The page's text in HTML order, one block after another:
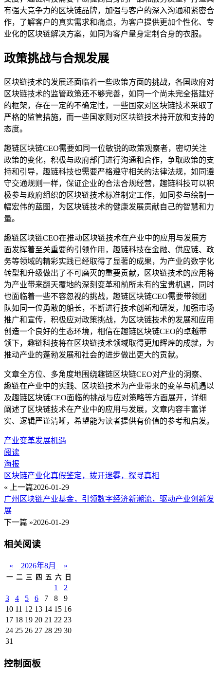
有强大竞争力的区块链品牌，加强与客户的深入沟通和紧密合
作，了解客户的真实需求和痛点，为客户提供更加个性化、专
业化的区块链解决方案，如同为客户量身定制合身的衣服。
政策挑战与合规发展
区块链技术的发展还面临着一些政策方面的挑战，各国政府对
区块链技术的监管政策还不够完善，如同一个尚未完全搭建好
的框架，存在一定的不确定性，一些国家对区块链技术采取了
严格的监管措施，而一些国家则对区块链技术持开放和支持的
态度。
趣链区块链CEO需要如同一位敏锐的政策观察者，密切关注
政策的变化，积极与政府部门进行沟通和合作，争取政策的支
持和引导，趣链科技也需要严格遵守相关的法律法规，如同遵
守交通规则一样，保证企业的合法合规经营，趣链科技可以积
极参与政府组织的区块链技术标准制定工作，如同参与绘制一
幅宏伟的蓝图，为区块链技术的健康发展贡献自己的智慧和力
量。
趣链区块链CEO在推动区块链技术在产业中的应用与发展方
面发挥着至关重要的引领作用，趣链科技在金融、供应链、政
务等领域的精彩实践已经取得了显著的成果，为产业的数字化
转型和升级做出了不可磨灭的重要贡献，区块链技术的应用将
为产业带来翻天覆地的深刻变革和前所未有的宝贵机遇，同时
也面临着一些不容忽视的挑战，趣链区块链CEO需要带领团
队如同一位勇敢的船长，不断进行技术创新和研发，加强市场
推广和宣传，积极应对政策挑战，为区块链技术的发展和应用
创造一个良好的生态环境，相信在趣链区块链CEO的卓越带
领下，趣链科技将在区块链技术领域取得更加辉煌的成就，为
推动产业的蓬勃发展和社会的进步做出更大的贡献。
文章全方位、多角度地围绕趣链区块链CEO对产业的洞察、
趣链在产业中的实践、区块链技术为产业带来的变革与机遇以
及趣链区块链CEO面临的挑战与应对策略等方面展开，详细
阐述了区块链技术在产业中的应用与发展，文章内容丰富详
实、逻辑严谨清晰，希望能为读者提供有价值的参考和启发。
产业变革发展机遇
阅读
海报
区块链产业化真假鉴定，拨开迷雾，探寻真相
« 上一篇2026-01-29
广州区块链产业基金，引领数字经济新潮流，驱动产业创新发
展
下一篇 »2026-01-29
相关阅读
« 2026年8月 »
一 二 三 四 五 六 日
1
2
3
4 5 6 7 8
9
10 11 12 13 14 15 16
17 18 19 20 21 22 23
24 25 26 27 28 29 30
31
控制面板